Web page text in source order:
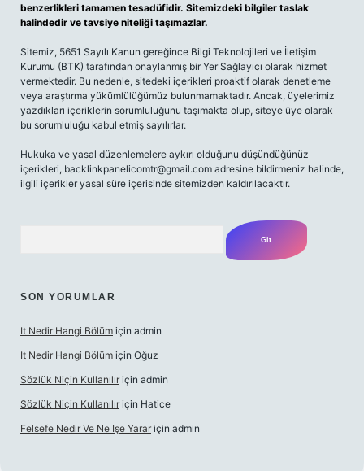
benzerlikleri tamamen tesadüfidir. Sitemizdeki bilgiler taslak
halindedir ve tavsiye niteliği taşımazlar.
Sitemiz, 5651 Sayılı Kanun gereğince Bilgi Teknolojileri ve İletişim
Kurumu (BTK) tarafından onaylanmış bir Yer Sağlayıcı olarak hizmet
vermektedir. Bu nedenle, sitedeki içerikleri proaktif olarak denetleme
veya araştırma yükümlülüğümüz bulunmamaktadır. Ancak, üyelerimiz
yazdıkları içeriklerin sorumluluğunu taşımakta olup, siteye üye olarak
bu sorumluluğu kabul etmiş sayılırlar.
Hukuka ve yasal düzenlemelere aykırı olduğunu düşündüğünüz
içerikleri, backlinkpanelicomtr@gmail.com adresine bildirmeniz halinde,
ilgili içerikler yasal süre içerisinde sitemizden kaldırılacaktır.
SON YORUMLAR
It Nedir Hangi Bölüm için admin
It Nedir Hangi Bölüm için Oğuz
Sözlük Niçin Kullanılır için admin
Sözlük Niçin Kullanılır için Hatice
Felsefe Nedir Ve Ne Işe Yarar için admin